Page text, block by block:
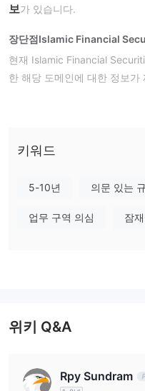
보가 있습니다.
장단점Islamic Financial
현재 Islamic Financial
한 해당 도메인에 대한 정보가
Islamic Financial Securities은
거래 플랫폼
키워드
5-10년 의문 있는
업무 구역 의심 잠
위키 Q&A
Rpy Sundram